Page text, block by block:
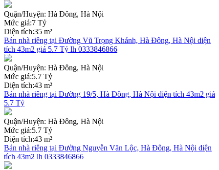
Quận/Huyện: Hà Đông, Hà Nội
Mức giá:7 Tỷ
Diện tích:35 m²
Bán nhà riêng tại Đường Vũ Trọng Khánh, Hà Đông, Hà Nội diện
tích 43m2 giá 5.7 Tỷ lh 0333846866
Quận/Huyện: Hà Đông, Hà Nội
Mức giá:5.7 Tỷ
Diện tích:43 m²
Bán nhà riêng tại Đường 19/5, Hà Đông, Hà Nội diện tích 43m2 giá
5.7 Tỷ
Quận/Huyện: Hà Đông, Hà Nội
Mức giá:5.7 Tỷ
Diện tích:43 m²
Bán nhà riêng tại Đường Nguyễn Văn Lộc, Hà Đông, Hà Nội diện
tích 43m2 lh 0333846866